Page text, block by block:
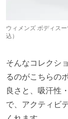
ウィメンズ ボディス
込）
そんなコレクシ
るのがこちらの
良さと、吸汗性
で、アクティビ